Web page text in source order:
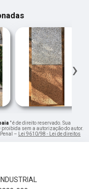
›
" é de direito reservado. Sua
sem a autorização do autor.
– Lei 9610/98 - Lei de direitos